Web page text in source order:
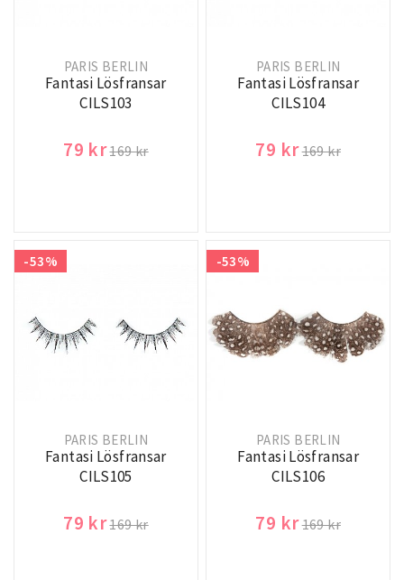
PARIS BERLIN
Fantasi Lösfransar
CILS103
79 kr169 kr
PARIS BERLIN
Fantasi Lösfransar
CILS104
79 kr169 kr
-53%
PARIS BERLIN
Fantasi Lösfransar
CILS105
79 kr169 kr
-53%
PARIS BERLIN
Fantasi Lösfransar
CILS106
79 kr169 kr